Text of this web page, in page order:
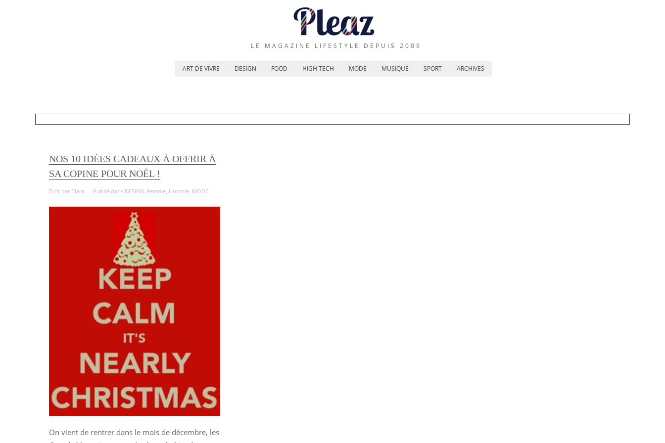
LE MAGAZINE LIFESTYLE DEPUIS 2009
ART DE VIVRE DESIGN FOOD HIGH TECH MODE MUSIQUE SPORT ARCHIVES
NOS 10 IDÉES CADEAUX À OFFRIR À
SA COPINE POUR NOËL !
Écrit par Clara Publié dans DESIGN, Femme, Homme, MODE
On vient de rentrer dans le mois de décembre, les